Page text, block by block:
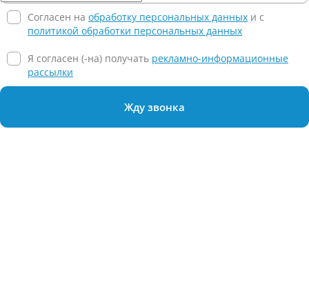
Согласен на обработку персональных данных и c
политикой обработки персональных данных
Я согласен (-на) получать рекламно-информационные
рассылки
Жду звонка